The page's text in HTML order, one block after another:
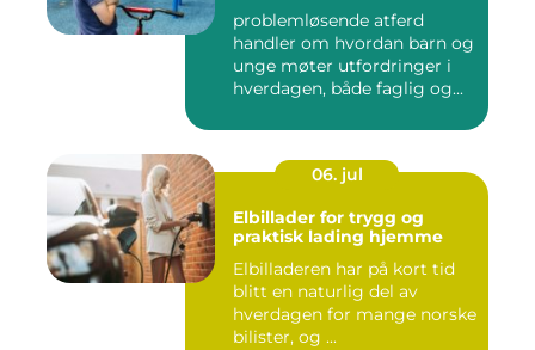
problemløsende atferd
handler om hvordan barn og
unge møter utfordringer i
hverdagen, både faglig og...
06. jul
Elbillader for trygg og
praktisk lading hjemme
Elbilladeren har på kort tid
blitt en naturlig del av
hverdagen for mange norske
bilister, og ...